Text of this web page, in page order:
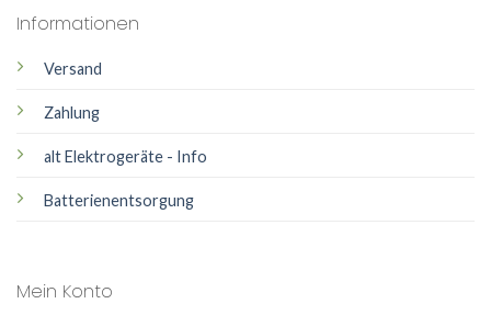
Mein Konto
Informationen
Versand
Zahlung
alt Elektrogeräte - Info
Batterienentsorgung